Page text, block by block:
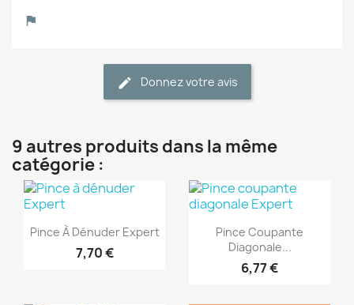
Donnez votre avis
9 autres produits dans la même
catégorie :
 Aperçu rapide
Pince À Dénuder Expert
7,70 €
Aperçu rapide
Pince Coupante
Diagonale...
6,77 €